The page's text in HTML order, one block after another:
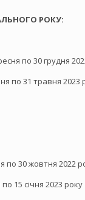
РОКУ:
по 30 грудня
по 31 травня 2023
по 30 жовтня 2022
по 15 січня 2023 року